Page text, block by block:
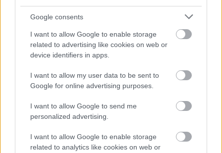
Google consents
I want to allow Google to enable storage
related to advertising like cookies on web or
device identifiers in apps.
I want to allow my user data to be sent to
Google for online advertising purposes.
I want to allow Google to send me
personalized advertising.
I want to allow Google to enable storage
related to analytics like cookies on web or
Orvos figyelmeztet: ezt az apró reggeli tünetet ne
söpörd a szőnyeg alá